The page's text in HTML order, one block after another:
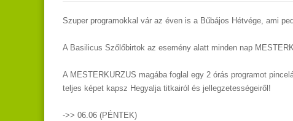
Szuper programokkal vár az éven is a Bűbájos Hétvége, ami
A Basilicus Szőlőbirtok az esemény alatt minden nap
A MESTERKURZUS magába foglal egy 2 órás programot
teljes képet kapsz Hegyalja titkairól és jellegzetességeiről!
->> 06.06 (PÉNTEK)